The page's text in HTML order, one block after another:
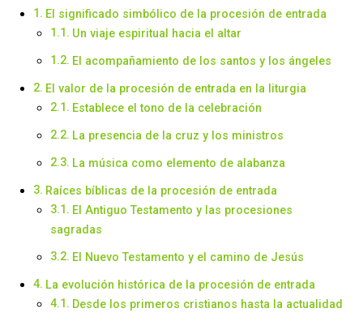
El significado simbólico de la procesión de entrada
Un viaje espiritual hacia el altar
El acompañamiento de los santos y los ángeles
El valor de la procesión de entrada en la liturgia
Establece el tono de la celebración
La presencia de la cruz y los ministros
La música como elemento de alabanza
Raíces bíblicas de la procesión de entrada
El Antiguo Testamento y las procesiones
sagradas
El Nuevo Testamento y el camino de Jesús
La evolución histórica de la procesión de entrada
Desde los primeros cristianos hasta la actualidad